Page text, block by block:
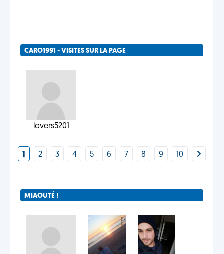
CARO1991 - VISITES SUR LA PAGE
lovers5201
1 2 3 4 5 6 7 8 9 10
MIAOUTÉ !